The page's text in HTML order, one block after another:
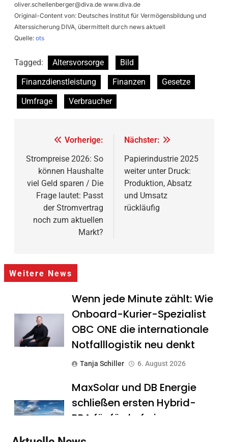
oliver.schellenberger@diva.dewww.diva.de
Original-Content von: Deutsches Institut für Vermögensbildung und
Alterssicherung DIVA, übermittelt durch news aktuell
Quelle: ots
Tagged: Altersvorsorge
Bild
Finanzdienstleistung
Finanzen
Gesetze
Umfrage
Verbraucher
Beitragsnavigation
Vorherige:
Strompreise 2026: So
können Haushalte
viel Geld sparen / Die
Frage lautet: Passt
der Stromvertrag
noch zum aktuellen
Markt?
Nächster:
Papierindustrie 2025
weiter unter Druck:
Produktion, Absatz
und Umsatz
rückläufig
Weitere News
Wenn jede Minute zählt: Wie
Onboard-Kurier-Spezialist
OBC ONE die internationale
Notfalllogistik neu denkt
Tanja Schiller 6. August 2026
MaxSolar und DB Energie
schließen ersten Hybrid-
PPA für förderfreie